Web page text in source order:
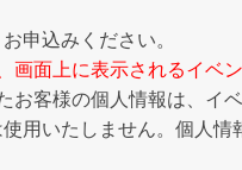
申込みください。
画面上に表示されるイベ
お客様の個人情報は、イ
用いたしません。個人